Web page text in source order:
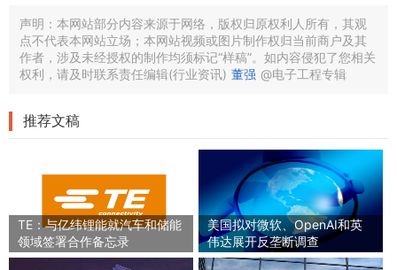
声明：本网站部分内容来源于网络，版权归原权利人所有，其观
点不代表本网站立场；本网站视频或图片制作权归当前商户及其
作者，涉及未经授权的制作均须标记“样稿”。如内容侵犯了您相关
权利，请及时联系责任编辑(行业资讯) 董强 @电子工程专辑
推荐文稿
TE：与亿纬锂能就汽车和储能
领域签署合作备忘录
美国拟对微软、OpenAI和英
伟达展开反垄断调查